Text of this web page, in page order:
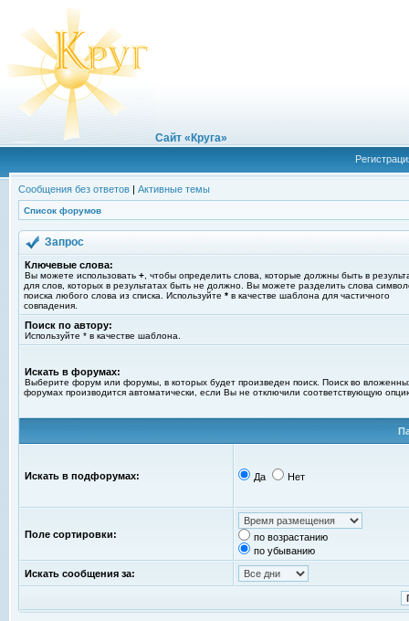
Сайт «Круга»
Сообщения без ответов | Активные темы
Список форумов
Запрос
Ключевые слова:
Вы можете использовать + , чтобы определить слова, которые должны быть в
для слов, которых в результатах быть не должно. Вы можете разделить слова
поиска любого слова из списка. Используйте * в качестве шаблона для частичного
совпадения.
Поиск по автору:
Используйте * в качестве шаблона.
Искать в форумах:
Выберите форум или форумы, в которых будет произведен поиск. Поиск во
форумах производится автоматически, если Вы не отключили соответствующую
Искать в подфорумах: Да Нет
Поле сортировки:
по возрастанию
по убыванию
Искать сообщения за: